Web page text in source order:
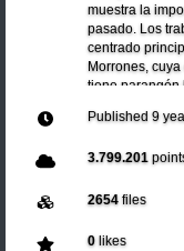
muestra la
pasado. Los
centrado
Morrones,
tiene parangón
construcción
Published 9
3.799.201
2654files
0likes